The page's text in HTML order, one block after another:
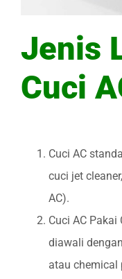
Jenis
Cuci
Cuci AC
cuci jet
AC).
Cuci AC
diawali
atau chemical